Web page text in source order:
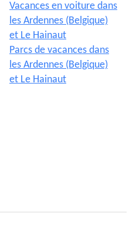
Vacances en voiture dans
les Ardennes (Belgique)
et Le Hainaut
Parcs de vacances dans
les Ardennes (Belgique)
et Le Hainaut